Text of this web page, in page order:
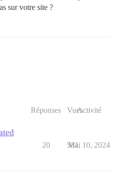
sur votre site ?
Réponses VuesActivité
20 581
Mai 10, 2024